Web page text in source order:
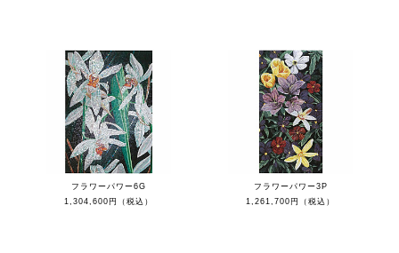
フラワーパワー6G
1,304,600円（税込）
フラワーパワー3P
1,261,700円（税込）